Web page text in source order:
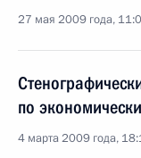
27 мая 2009 года,
по
4 марта 2009 года,